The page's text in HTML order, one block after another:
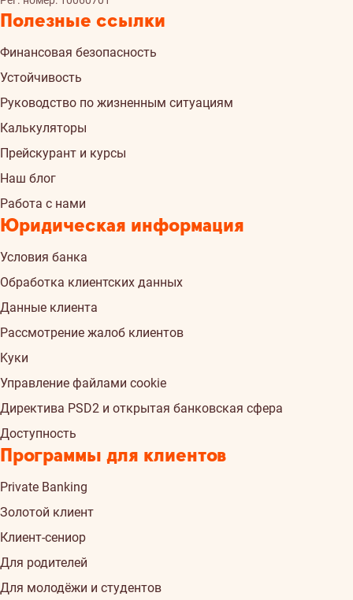
Полезные ссылки
Финансовая безопасность
Устойчивость
Руководство по жизненным ситуациям
Калькуляторы
Прейскурант и курсы
Наш блог
Работа с нами
Юридическая информация
Условия банка
Обработка клиентских данных
Данные клиента
Рассмотрение жалоб клиентов
Kуки
Управление файлами cookie
Директива PSD2 и открытая банковская сфера
Доступность
Программы для клиентов
Private Banking
Золотой клиент
Клиент-сениор
Для родителей
Для молодёжи и студентов